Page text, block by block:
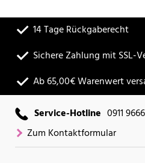
14 Tage Rückgaberecht
Sichere Zahlung mit SSL-
Ab 65,00€ Warenwert
Service-Hotline 0911
Zum Kontaktformular